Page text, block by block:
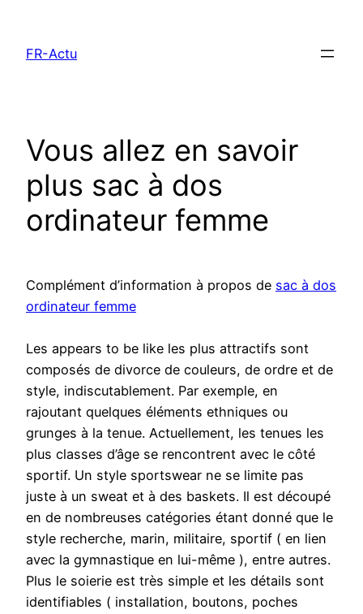
contenu
FR-Actu
Vous allez en savoir
plus sac à dos
ordinateur femme
Complément d’information à propos de sac à dos
ordinateur femme
Les appears to be like les plus attractifs sont
composés de divorce de couleurs, de ordre et de
style, indiscutablement. Par exemple, en
rajoutant quelques éléments ethniques ou
grunges à la tenue. Actuellement, les tenues les
plus classes d’âge se rencontrent avec le côté
sportif. Un style sportswear ne se limite pas
juste à un sweat et à des baskets. Il est découpé
en de nombreuses catégories étant donné que le
style recherche, marin, militaire, sportif ( en lien
avec la gymnastique en lui-même ), entre autres.
Plus le soierie est très simple et les détails sont
identifiables ( installation, boutons, poches